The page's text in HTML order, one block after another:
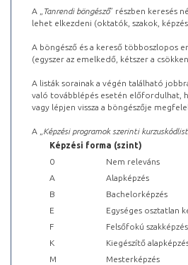
A „ Tanrendi böngésző” részben keresés
lehet elkezdeni (oktatók, szakok,
A böngésző és a kereső többoszlopos
(egyszer az emelkedő, kétszer a
A listák sorainak a végén található
való továbblépés esetén előfordulhat,
vagy lépjen vissza a böngészője
A „ Képzési programok szerinti
Képzési forma (szint)
0
Nem releváns
A
Alapképzés
B
Bachelorképzés
E
Egységes osztatlan
F
Felsőfokú szakképzés
K
Kiegészítő
M
Mesterképzés